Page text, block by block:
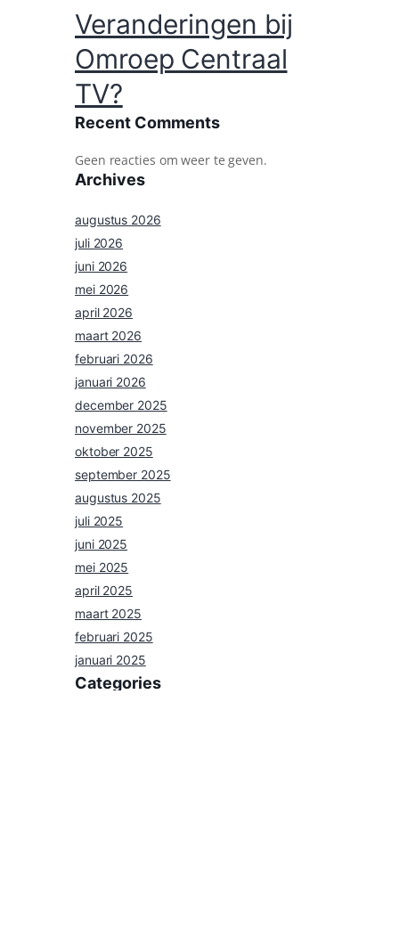
Veranderingen bij
Omroep Centraal
TV?
Recent Comments
Geen reacties om weer te geven.
Archives
augustus 2026
juli 2026
juni 2026
mei 2026
april 2026
maart 2026
februari 2026
januari 2026
december 2025
november 2025
oktober 2025
september 2025
augustus 2025
juli 2025
juni 2025
mei 2025
april 2025
maart 2025
februari 2025
januari 2025
Categories